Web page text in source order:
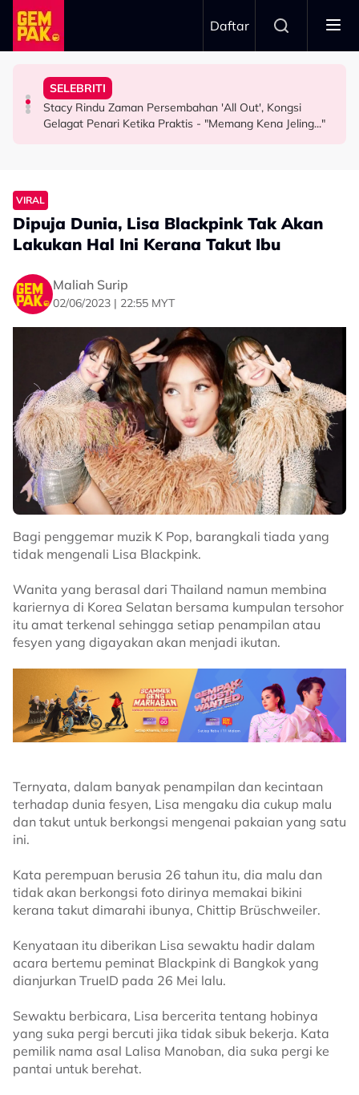
Skip to main content
Daftar
HIBURAN
Pengarah Muzik, Komposer Sze Wan Meninggal Dunia,
Misha Omar: “Goon Too Soon”
SELEBRITI
Stacy Rindu Zaman Persembahan 'All Out', Kongsi
Gelagat Penari Ketika Praktis - "Memang Kena Jeling..."
SELEBRITI
Bukan Penyanyi Ego, Adzrin Adzhar 'Back-Up' Awie -
"Ini Namanya Penyanyi Yang..."
HIBURAN
Intan Najuwa Timang Anak Perempuan Kedua, Beri
Nama…
VIRAL
Dipuja Dunia, Lisa Blackpink Tak Akan
Lakukan Hal Ini Kerana Takut Ibu
Maliah Surip
02/06/2023 | 22:55 MYT
Bagi penggemar muzik K Pop, barangkali tiada yang
tidak mengenali Lisa Blackpink.
Wanita yang berasal dari Thailand namun membina
kariernya di Korea Selatan bersama kumpulan tersohor
itu amat terkenal sehingga setiap penampilan atau
fesyen yang digayakan akan menjadi ikutan.
Ternyata, dalam banyak penampilan dan kecintaan
terhadap dunia fesyen, Lisa mengaku dia cukup malu
dan takut untuk berkongsi mengenai pakaian yang satu
ini.
Kata perempuan berusia 26 tahun itu, dia malu dan
tidak akan berkongsi foto dirinya memakai bikini
kerana takut dimarahi ibunya, Chittip Brüschweiler.
Kenyataan itu diberikan Lisa sewaktu hadir dalam
acara bertemu peminat Blackpink di Bangkok yang
dianjurkan TrueID pada 26 Mei lalu.
Sewaktu berbicara, Lisa bercerita tentang hobinya
yang suka pergi bercuti jika tidak sibuk bekerja. Kata
pemilik nama asal Lalisa Manoban, dia suka pergi ke
pantai untuk berehat.